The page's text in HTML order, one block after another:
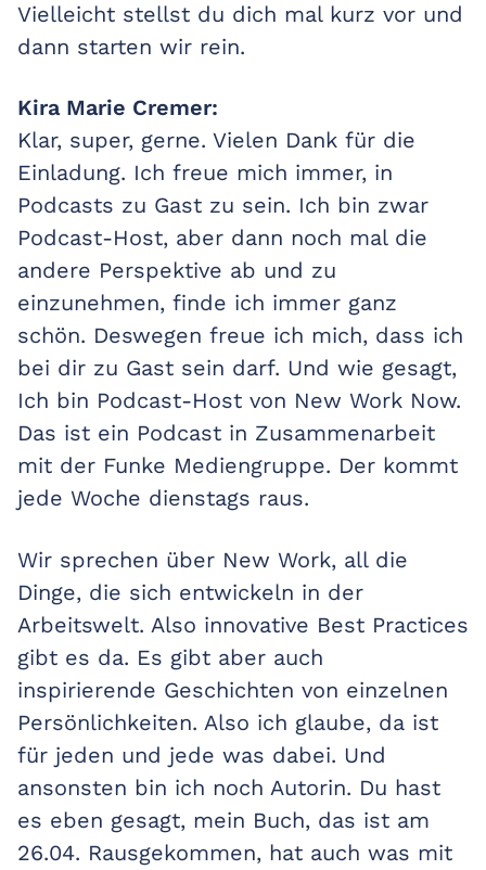
Vielleicht stellst du dich mal kurz vor und
dann starten wir rein.
Kira Marie Cremer:
Klar, super, gerne. Vielen Dank für die
Einladung. Ich freue mich immer, in
Podcasts zu Gast zu sein. Ich bin zwar
Podcast-Host, aber dann noch mal die
andere Perspektive ab und zu
einzunehmen, finde ich immer ganz
schön. Deswegen freue ich mich, dass ich
bei dir zu Gast sein darf. Und wie gesagt,
Ich bin Podcast-Host von New Work Now.
Das ist ein Podcast in Zusammenarbeit
mit der Funke Mediengruppe. Der kommt
jede Woche dienstags raus.
Wir sprechen über New Work, all die
Dinge, die sich entwickeln in der
Arbeitswelt. Also innovative Best Practices
gibt es da. Es gibt aber auch
inspirierende Geschichten von einzelnen
Persönlichkeiten. Also ich glaube, da ist
für jeden und jede was dabei. Und
ansonsten bin ich noch Autorin. Du hast
es eben gesagt, mein Buch, das ist am
26.04. Rausgekommen, hat auch was mit